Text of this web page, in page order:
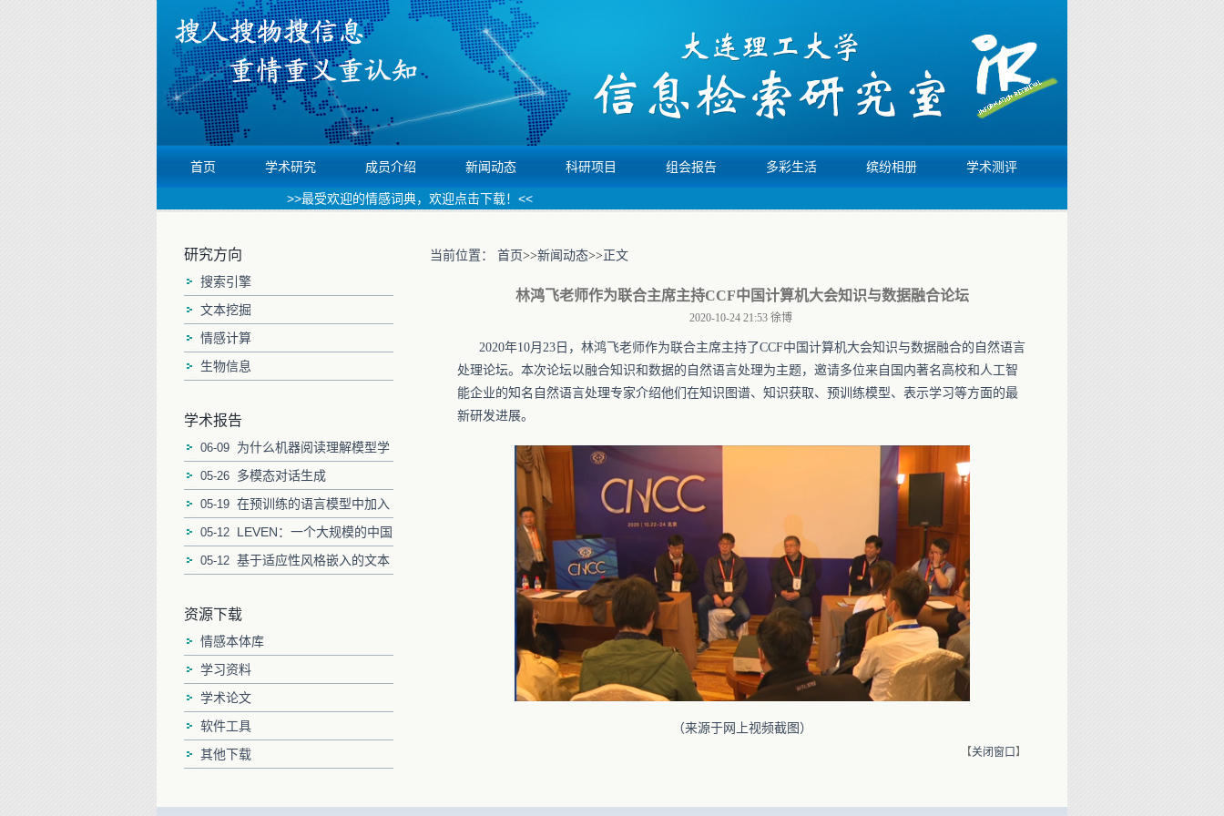
首页 学术研究 成员介绍 新闻动态 科研项目 组会报告 多彩生活 缤纷相册 学术测评
>>最受欢迎的情感词典，欢迎点击下载！<<
研究方向
搜索引擎
文本挖掘
情感计算
生物信息
学术报告
06-09 为什么机器阅读理解模型学
习捷径？
05-26 多模态对话生成
05-19 在预训练的语言模型中加入
显式知识以进行段落重新排序
05-12 LEVEN：一个大规模的中国
法律事件检测数据集
05-12 基于适应性风格嵌入的文本
资源下载
情感本体库
学习资料
学术论文
软件工具
其他下载
当前位置： 首页>>新闻动态>> 正文
林鸿飞老师作为联合主席主持CCF中国计算机大会知识与数据融合论坛
2020-10-24 21:53 徐博
2020年10月 23 日，林鸿飞老师作为联合主席主持了CCF中国计算机大会知识与数据融合的自然语言
处理论坛。本次论坛以融合知识和数据的自然语言处理为主题，邀请多位来自国内著名高校和人工智
能企业的知名自然语言处理专家介绍他们在知识图谱、知识获取、预训练模型、表示学习等方面的最
新研发进展。
（来源于网上视频截图）
【关闭窗口 】